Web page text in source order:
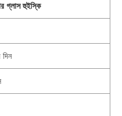
গ্লাস হুইস্কি